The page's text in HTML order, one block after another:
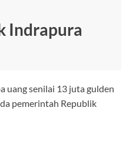
Indrapura
uang senilai 13 juta gulden
pemerintah Republik